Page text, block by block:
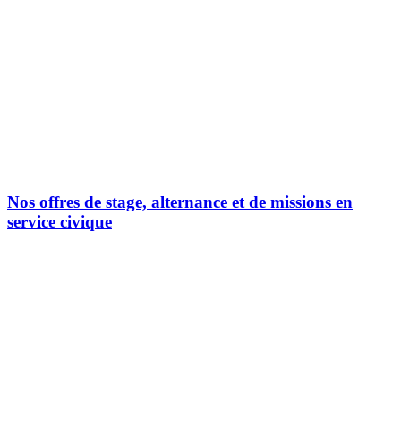
Nos offres de stage, alternance et de missions en
service civique